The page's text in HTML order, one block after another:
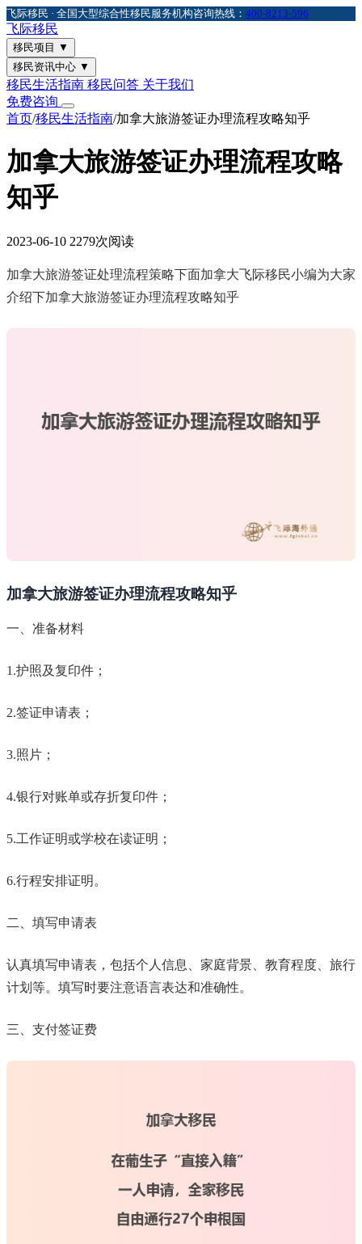
飞际移民 · 全国大型综合性移民服务机构咨询热线： 400-8213-596
飞际移民
移民项目 ▼
移民资讯中心 ▼
移民生活指南 移民问答 关于我们
免费咨询
首页/移民生活指南/加拿大旅游签证办理流程攻略知乎
加拿大旅游签证办理流程攻略
知乎
2023-06-10 2279次阅读
加拿大旅游签证处理流程策略下面加拿大飞际移民小编为大家
介绍下加拿大旅游签证办理流程攻略知乎
加拿大旅游签证办理流程攻略知乎
一、准备材料
1.护照及复印件；
2.签证申请表；
3.照片；
4.银行对账单或存折复印件；
5.工作证明或学校在读证明；
6.行程安排证明。
二、填写申请表
认真填写申请表，包括个人信息、家庭背景、教育程度、旅行
计划等。填写时要注意语言表达和准确性。
三、支付签证费